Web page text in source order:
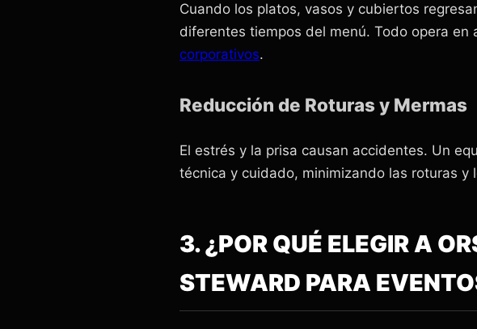
Cuando los platos, vasos y cubiertos
diferentes tiempos del menú. Todo opera
corporativos.
Reducción de Roturas y Mermas
El estrés y la prisa causan accidentes. Un
técnica y cuidado, minimizando las roturas
3. ¿POR QUÉ ELEGIR A
STEWARD PARA